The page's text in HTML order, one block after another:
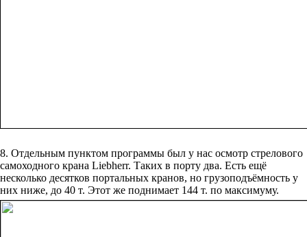
8. Отдельным пунктом программы был у нас осмотр стрелового
самоходного крана Liebherr. Таких в порту два. Есть ещё
несколько десятков портальных кранов, но грузоподъёмность у
них ниже, до 40 т. Этот же поднимает 144 т. по максимуму.